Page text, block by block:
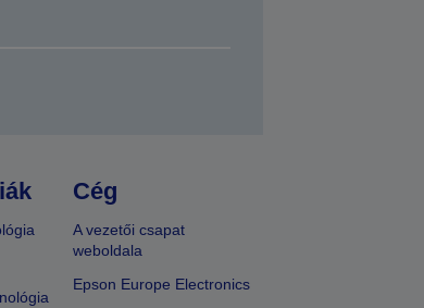
Cég
A vezetői csapat
weboldala
Epson Europe Electronics